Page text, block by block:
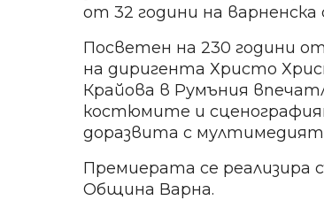
от 32 години на варненска
Посветен на 230 години
на диригента Христо
Крайова в Румъния
костюмите и
доразвита с
Премиерата се реализира
Община Варна.